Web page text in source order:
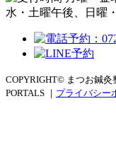
COPYRIGHT© まつお鍼灸
PORTALS ｜ プライバシー